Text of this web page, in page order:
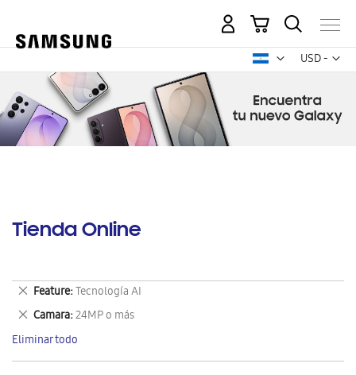
USD -
dólar
Mi carrito
Tienda Online
Feature Tecnología AI
Eliminar
este
artículo
Camara 24MP o más
Eliminar
este
artículo
Eliminar todo